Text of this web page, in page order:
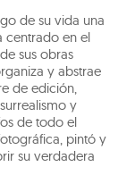
de su vida una
centrado en el
sus obras
y abstrae
de edición,
y
de todo el
pintó y
su verdadera